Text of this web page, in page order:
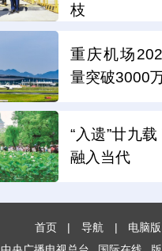
枝
重庆机场
量突破3000
“入遗”廿九
融入当代
首页 | 导航 |
电脑版